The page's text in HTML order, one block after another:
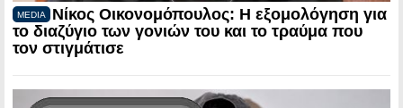
MEDIA
Νίκος Οικονομόπουλος: Η εξομολόγηση για
το διαζύγιο των γονιών του και το τραύμα που
τον στιγμάτισε